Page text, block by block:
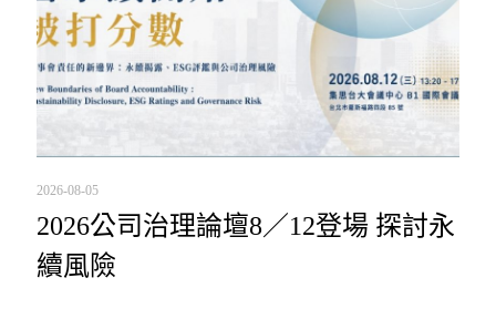
2026-08-05
2026公司治理論壇8／12登場 探討永
續風險